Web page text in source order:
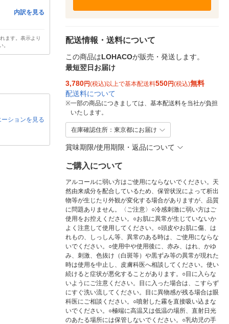
内訳を見る
ます。表示より
。
ションを見る
配送情報・送料について
この商品はLOHACOが販売・発送します。
最短翌日お届け
3,780円(税込)以上で基本配送料550円(税込)無料
配送料について
※一部の商品につきましては、基本配送料を当社が負担
いたします。
在庫確認住所：東京都にお届け
賞味期限/使用期限・返品について
ご購入について
アルコールに弱い方はご使用にならないでください。天
然由来成分を配合しているため、保管状況によって析出
物等が生じたり外観が変化する場合がありますが、品質
に問題ありません。〈ご注意〉○冷感刺激に弱い方はご
使用をお控えください。○お肌に異常が生じていないか
よく注意して使用してください。○頭皮やお肌に傷、は
れもの、しっしん等、異常のある時は、ご使用にならな
いでください。○使用中や使用後に、赤み、はれ、かゆ
み、刺激、色抜け（白斑等）や黒ずみ等の異常が現れた
時は使用を中止し、皮膚科医へ相談してください。使い
続けると症状が悪化することがあります。○目に入らな
いようにご注意ください。目に入った場合は、こすらず
にすぐ洗い流してください。目に異物感が残る場合は眼
科医にご相談ください。○噴射した霧を直接吸い込まな
いでください。○極端に高温又は低温の場所、直射日光
のあたる場所には保管しないでください。○乳幼児の手